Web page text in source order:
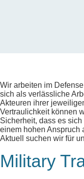
Wir arbeiten im
sich als verlässliche
Akteuren ihrer
Vertraulichkeit können
Sicherheit, dass es
einem hohen Anspruch
Aktuell suchen wir für
Military